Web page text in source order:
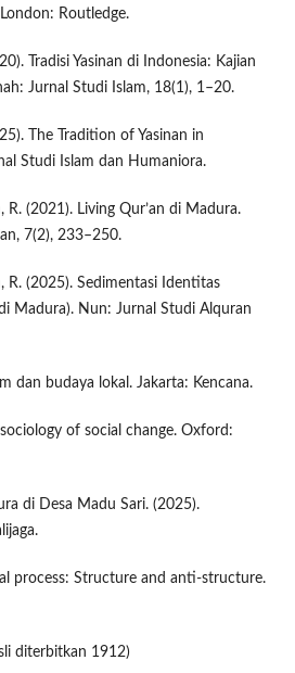
Routledge.
Tradisi Yasinan di Indonesia: Kajian
Jurnal Studi Islam, 18(1), 1–20.
The Tradition of Yasinan in
Studi Islam dan Humaniora.
R. (2021). Living Qur’an di Madura.
7(2), 233–250.
R. (2025). Sedimentasi Identitas
Madura). Nun: Jurnal Studi Alquran
dan budaya lokal. Jakarta: Kencana.
of social change. Oxford:
di Desa Madu Sari. (2025).
process: Structure and anti-structure.
diterbitkan 1912)